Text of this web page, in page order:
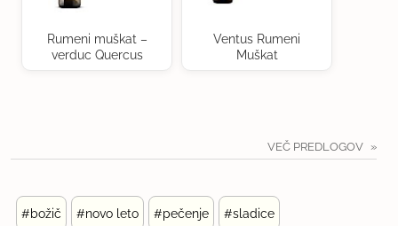
Rumeni muškat –
verduc Quercus
Ventus Rumeni
Muškat
VEČ PREDLOGOV
#božič #novo leto #pečenje #sladice